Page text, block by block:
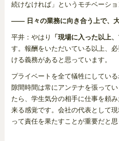
続けなければ」というモチベーショ
―― 日々の業務に向き合う上で、
平井：やはり 「現場に入った以上
す。報酬をいただいている以上、
ける義務があると思っています。
プライベートを全て犠牲にしてい
隙間時間は常にアンテナを張って
たら、学生気分の相手に仕事を頼
来る感覚です。会社の代表として
って責任を果たすことが重要だと思